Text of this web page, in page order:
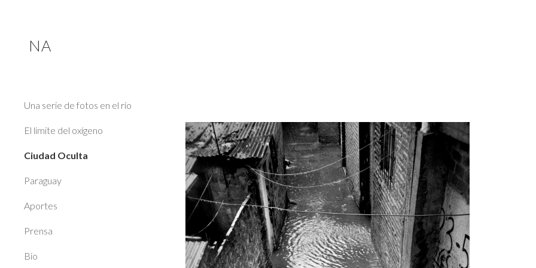
NA
Una serie de fotos en el río
El límite del oxígeno
Ciudad Oculta
Paraguay
Aportes
Prensa
Bio